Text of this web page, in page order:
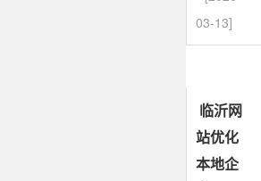
03-13]
临沂网
站优化
本地企